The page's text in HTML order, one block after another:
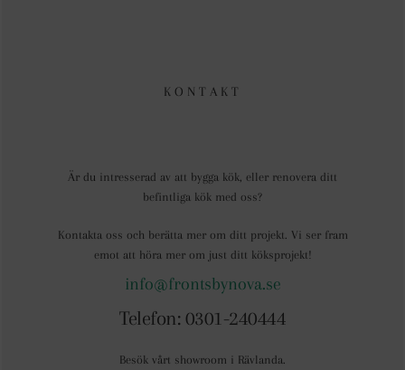
KONTAKT
Är du intresserad av att bygga kök, eller renovera ditt
befintliga kök med oss?
Kontakta oss och berätta mer om ditt projekt. Vi ser fram
emot att höra mer om just ditt köksprojekt!
info@frontsbynova.se
Telefon: 0301-240444
Besök vårt showroom i Rävlanda.